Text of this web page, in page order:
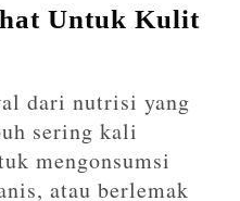
Untuk Kulit
dari nutrisi yang
sering kali
mengonsumsi
atau berlemak